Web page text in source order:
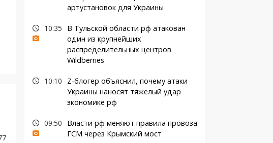
артустановок для Украины
10:35
В Тульской области рф атакован
один из крупнейших
распределительных центров
Wildberries
10:10
Z-блогер объяснил, почему атаки
Украины наносят тяжелый удар
экономике рф
09:50
Власти рф меняют правила провоза
ГСМ через Крымский мост